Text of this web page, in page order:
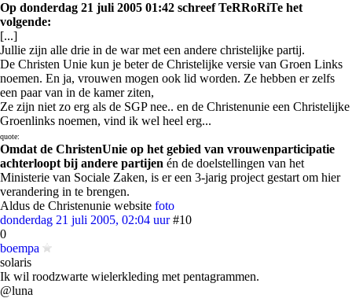
Op donderdag 21 juli 2005 01:42 schreef TeRRoRiTe het
volgende:
[...]
Jullie zijn alle drie in de war met een andere christelijke partij.
De Christen Unie kun je beter de Christelijke versie van Groen Links
noemen. En ja, vrouwen mogen ook lid worden. Ze hebben er zelfs
een paar van in de kamer ziten,
Ze zijn niet zo erg als de SGP nee.. en de Christenunie een Christelijke
Groenlinks noemen, vind ik wel heel erg...
quote:
Omdat de ChristenUnie op het gebied van vrouwenparticipatie
achterloopt bij andere partijen én de doelstellingen van het
Ministerie van Sociale Zaken, is er een 3-jarig project gestart om hier
verandering in te brengen.
Aldus de Christenunie website foto
donderdag 21 juli 2005, 02:04 uur #10
0
boempa
solaris
Ik wil roodzwarte wielerkleding met pentagrammen.
@luna